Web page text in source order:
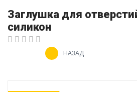
Заглушка для
силикон
НАЗАД